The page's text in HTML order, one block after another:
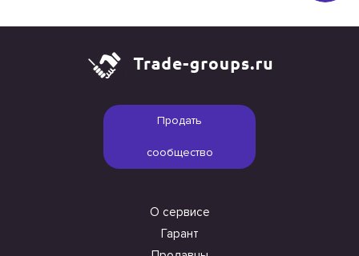
Продать
сообщество
О сервисе
Гарант